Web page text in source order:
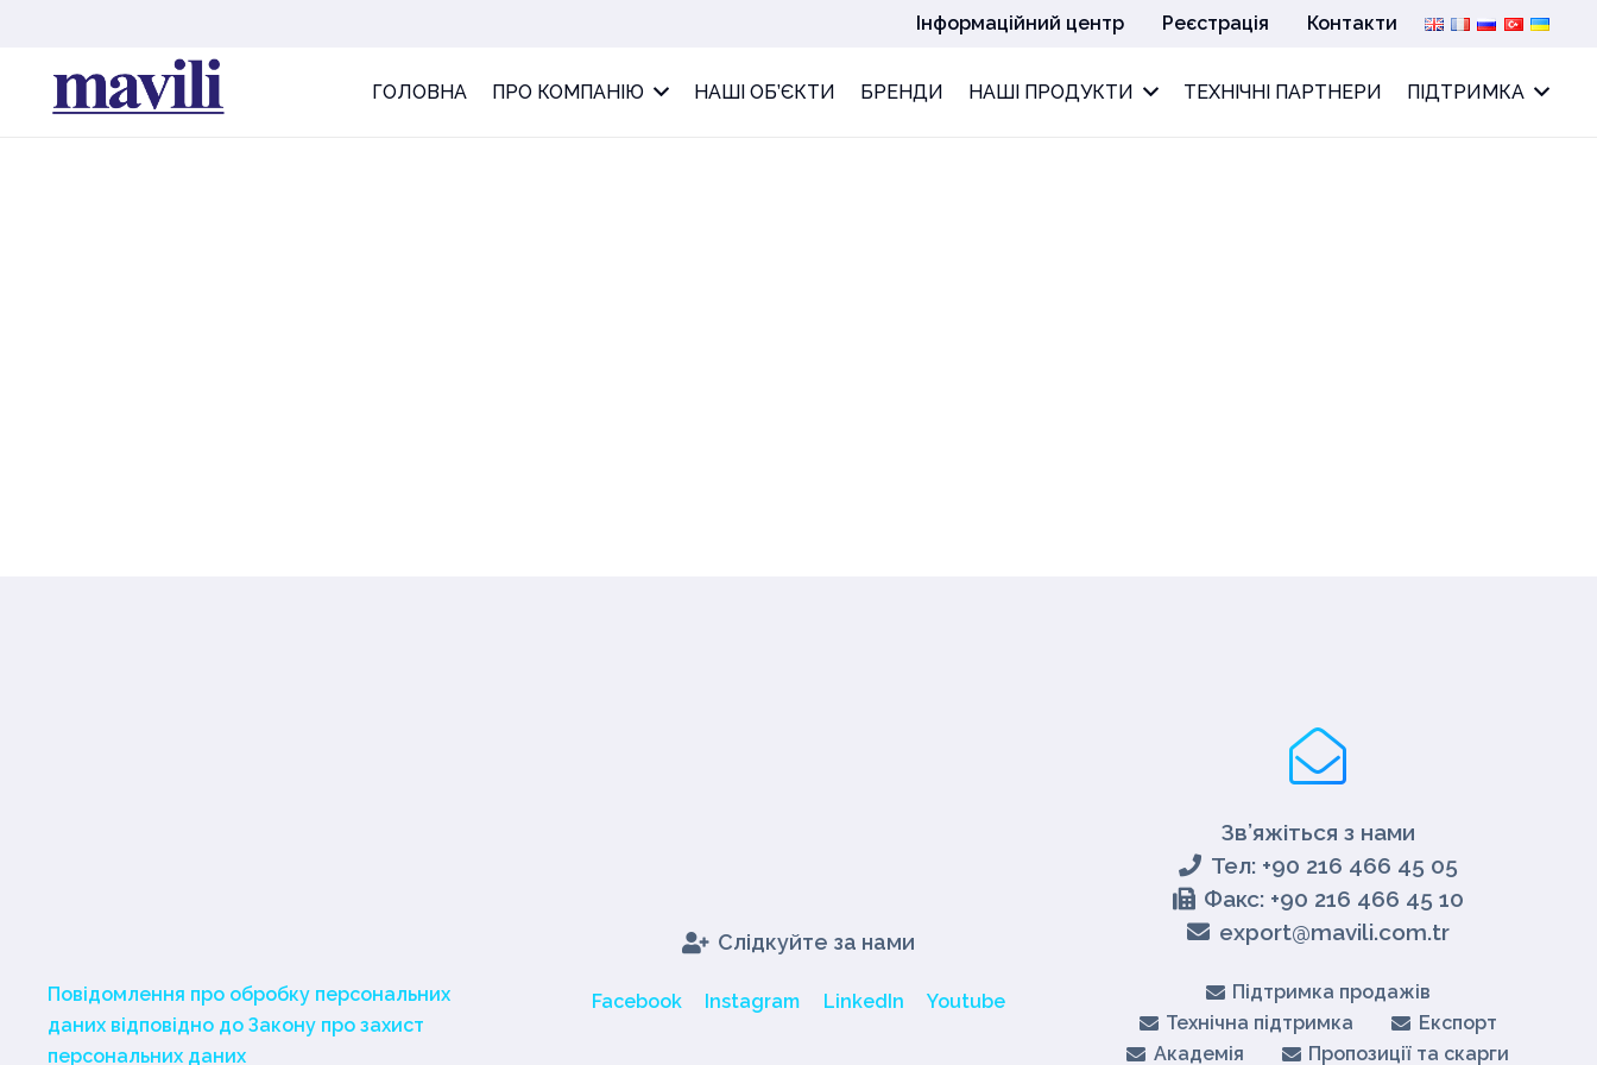
Інформаційний центр Реєстрація Контакти
ГОЛОВНА ПРО КОМПАНІЮ НАШІ ОБ’ЄКТИ БРЕНДИ НАШІ ПРОДУКТИ ТЕХНІЧНІ ПАРТНЕРИ ПІДТРИМКА
Повідомлення про обробку персональних
даних відповідно до Закону про захист
персональних даних
Слідкуйте за нами
Facebook Instagram LinkedIn Youtube
Зв’яжіться з нами
Тел: +90 216 466 45 05
Факс: +90 216 466 45 10
export@mavili.com.tr
Підтримка продажів
Технічна підтримка
Експорт
Академія
Пропозиції та скарги